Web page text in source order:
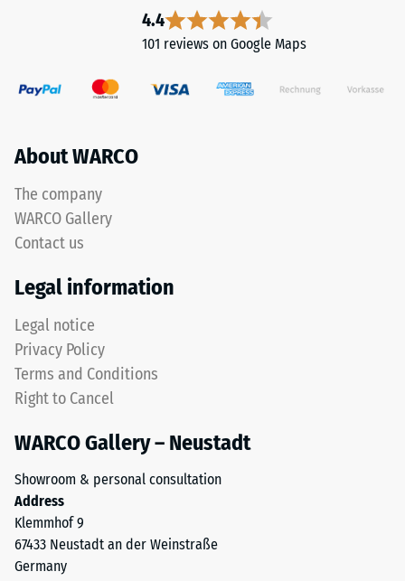
4.4
101 reviews on Google Maps
About WARCO
The company
WARCO Gallery
Contact us
Legal information
Legal notice
Privacy Policy
Terms and Conditions
Right to Cancel
WARCO Gallery – Neustadt
Showroom & personal consultation
Address
Klemmhof 9
67433 Neustadt an der Weinstraße
Germany